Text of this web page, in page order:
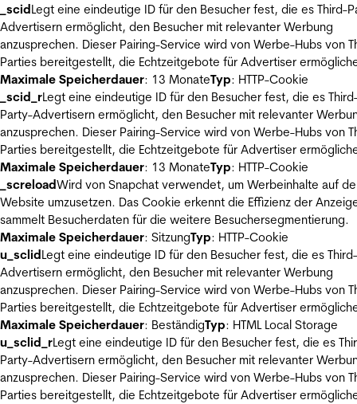
_scidLegt eine eindeutige ID für den Besucher fest, die es Third-
Advertisern ermöglicht, den Besucher mit relevanter Werbung
anzusprechen. Dieser Pairing-Service wird von Werbe-Hubs von
Parties bereitgestellt, die Echtzeitgebote für Advertiser
Maximale Speicherdauer: 13 MonateTyp: HTTP-Cookie
_scid_rLegt eine eindeutige ID für den Besucher fest, die es
Party-Advertisern ermöglicht, den Besucher mit relevanter
anzusprechen. Dieser Pairing-Service wird von Werbe-Hubs von
Parties bereitgestellt, die Echtzeitgebote für Advertiser
Maximale Speicherdauer: 13 MonateTyp: HTTP-Cookie
_screloadWird von Snapchat verwendet, um Werbeinhalte auf
Website umzusetzen. Das Cookie erkennt die Effizienz der
sammelt Besucherdaten für die weitere Besuchersegmentierung.
Maximale Speicherdauer: SitzungTyp: HTTP-Cookie
u_sclidLegt eine eindeutige ID für den Besucher fest, die es
Advertisern ermöglicht, den Besucher mit relevanter Werbung
anzusprechen. Dieser Pairing-Service wird von Werbe-Hubs von
Parties bereitgestellt, die Echtzeitgebote für Advertiser
Maximale Speicherdauer: BeständigTyp: HTML Local Storage
u_sclid_rLegt eine eindeutige ID für den Besucher fest, die es
Party-Advertisern ermöglicht, den Besucher mit relevanter
anzusprechen. Dieser Pairing-Service wird von Werbe-Hubs von
Parties bereitgestellt, die Echtzeitgebote für Advertiser